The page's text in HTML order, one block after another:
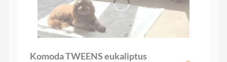
Komoda TWEENS eukaliptus